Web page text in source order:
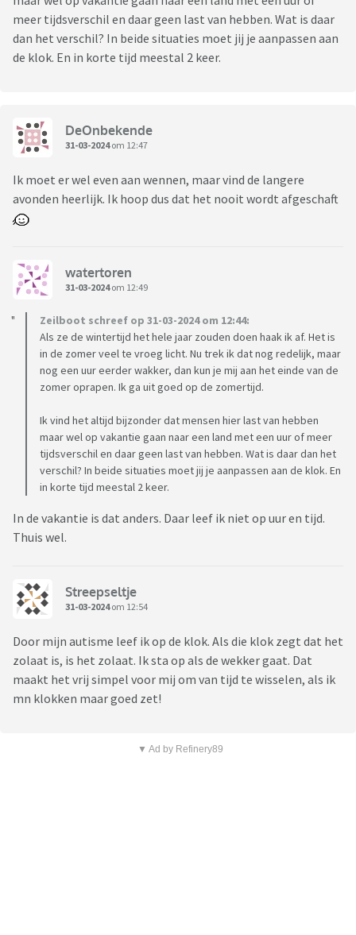
meer tijdsverschil en daar geen last van hebben. Wat is daar
dan het verschil? In beide situaties moet jij je aanpassen aan
de klok. En in korte tijd meestal 2 keer.
DeOnbekende
31-03-2024om 12:47
Ik moet er wel even aan wennen, maar vind de langere
avonden heerlijk. Ik hoop dus dat het nooit wordt afgeschaft
watertoren
31-03-2024om 12:49
Zeilboot schreef op 31-03-2024 om 12:44:
Als ze de wintertijd het hele jaar zouden doen haak ik af. Het is
in de zomer veel te vroeg licht. Nu trek ik dat nog redelijk, maar
nog een uur eerder wakker, dan kun je mij aan het einde van de
zomer oprapen. Ik ga uit goed op de zomertijd.
Ik vind het altijd bijzonder dat mensen hier last van hebben
maar wel op vakantie gaan naar een land met een uur of meer
tijdsverschil en daar geen last van hebben. Wat is daar dan het
verschil? In beide situaties moet jij je aanpassen aan de klok. En
in korte tijd meestal 2 keer.
In de vakantie is dat anders. Daar leef ik niet op uur en tijd.
Thuis wel.
Streepseltje
31-03-2024om 12:54
Door mijn autisme leef ik op de klok. Als die klok zegt dat het
zolaat is, is het zolaat. Ik sta op als de wekker gaat. Dat
maakt het vrij simpel voor mij om van tijd te wisselen, als ik
mn klokken maar goed zet!
▼ Ad by Refinery89